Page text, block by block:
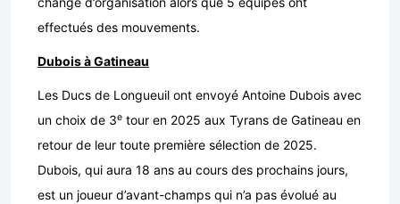
effectués des mouvements.
Dubois à Gatineau
Les Ducs de Longueuil ont envoyé Antoine Dubois avec
un choix de 3e tour en 2025 aux Tyrans de Gatineau en
retour de leur toute première sélection de 2025.
Dubois, qui aura 18 ans au cours des prochains jours,
est un joueur d’avant-champs qui n’a pas évolué au